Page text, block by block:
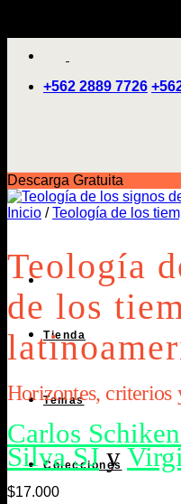
+562 2889 7726
Tienda
Temas
Colecciones
Descarga Gratuita
Inicio / Teología de los
Teología
de los
Horizontes, criterios
Carlos
Silva SJy
$17.000